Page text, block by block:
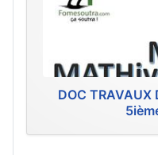
DOC TRAVAUX